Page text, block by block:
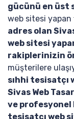
gücünü en üst
web sitesi yapan
adres olan
web sitesi
rakiplerinizin
müşterilere
sıhhi tesisatçı
Sivas Web
ve profesyonel
tesisatçı web